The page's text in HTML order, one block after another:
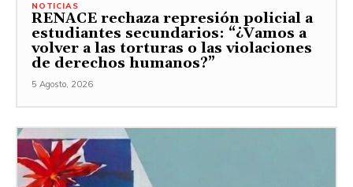
NOTICIAS
RENACE rechaza represión policial a
estudiantes secundarios: “¿Vamos a
volver a las torturas o las violaciones
de derechos humanos?”
5 Agosto, 2026